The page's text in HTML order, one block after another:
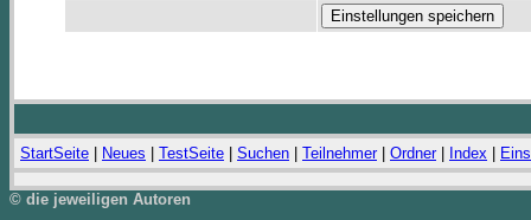
StartSeite Neues TestSeite Suchen Teilnehmer| Ordner| Index
© die jeweiligen Autoren